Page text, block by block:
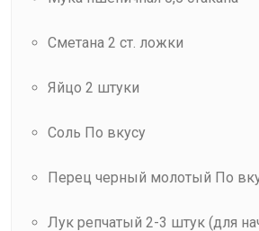
Сметана 2 ст. ложки
Яйцо 2 штуки
Соль По вкусу
Перец черный молотый По
Лук репчатый 2-3 штук (для